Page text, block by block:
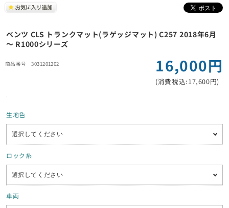
ベンツ CLS トランクマット(ラゲッジマット) C257 2018年6月
～ R1000シリーズ
3031201202 16,000円
(消費税込:17,600円)
生地色
ロック糸
車両